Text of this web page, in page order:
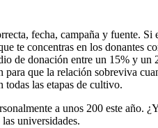
fecha, campaña y fuente. Si
te concentras en los donantes
de donación entre un 15% y un
que la relación sobreviva
las etapas de cultivo.
a unos 200 este año.
universidades.